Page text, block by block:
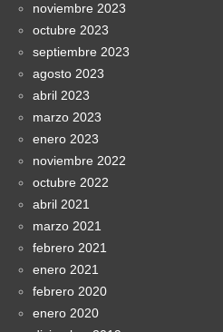
noviembre 2023
octubre 2023
septiembre 2023
agosto 2023
abril 2023
marzo 2023
enero 2023
noviembre 2022
octubre 2022
abril 2021
marzo 2021
febrero 2021
enero 2021
febrero 2020
enero 2020